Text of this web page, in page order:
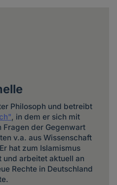
Philosoph und betreibt
, in dem er sich mit
der Gegenwart
v.a. aus Wissenschaft
hat zum Islamismus
arbeitet aktuell an
Rechte in Deutschland